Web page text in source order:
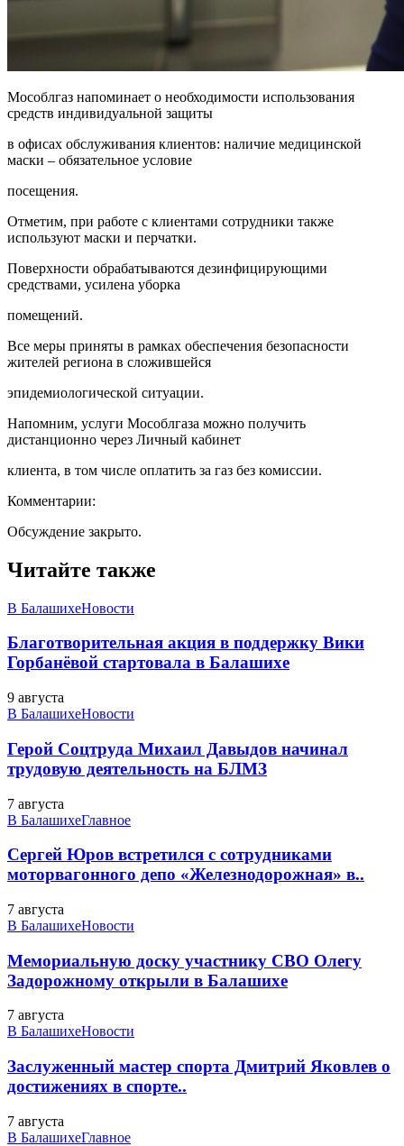
Мособлгаз напоминает о необходимости использования
средств индивидуальной защиты
в офисах обслуживания клиентов: наличие медицинской
маски – обязательное условие
посещения.
Отметим, при работе с клиентами сотрудники также
используют маски и перчатки.
Поверхности обрабатываются дезинфицирующими
средствами, усилена уборка
помещений.
Все меры приняты в рамках обеспечения безопасности
жителей региона в сложившейся
эпидемиологической ситуации.
Напомним, услуги Мособлгаза можно получить
дистанционно через Личный кабинет
клиента, в том числе оплатить за газ без комиссии.
Комментарии:
Обсуждение закрыто.
Читайте также
В БалашихеНовости
Благотворительная акция в поддержку Вики
Горбанёвой стартовала в Балашихе
9 августа
В БалашихеНовости
Герой Соцтруда Михаил Давыдов начинал
трудовую деятельность на БЛМЗ
7 августа
В БалашихеГлавное
Сергей Юров встретился с сотрудниками
моторвагонного депо «Железнодорожная» в..
7 августа
В БалашихеНовости
Мемориальную доску участнику СВО Олегу
Задорожному открыли в Балашихе
7 августа
В БалашихеНовости
Заслуженный мастер спорта Дмитрий Яковлев о
достижениях в спорте..
7 августа
В БалашихеГлавное